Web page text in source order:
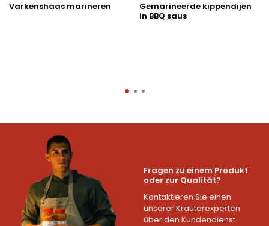
Varkenshaas marineren
Gemarineerde kippendijen
in BBQ saus
Fragen zu einem Produkt
oder zur Qualität?
Kontaktieren Sie einen
unserer Kräuterexperten
über den Kundendienst.